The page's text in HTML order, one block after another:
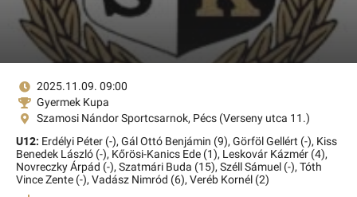
2025.11.09. 09:00
Gyermek Kupa
Szamosi Nándor Sportcsarnok, Pécs (Verseny utca 11.)
U12: Erdélyi Péter (-), Gál Ottó Benjámin (9), Görföl Gellért (-), Kiss
Benedek László (-), Kőrösi-Kanics Ede (1), Leskovár Kázmér (4),
Novreczky Árpád (-), Szatmári Buda (15), Széll Sámuel (-), Tóth
Vince Zente (-), Vadász Nimród (6), Veréb Kornél (2)